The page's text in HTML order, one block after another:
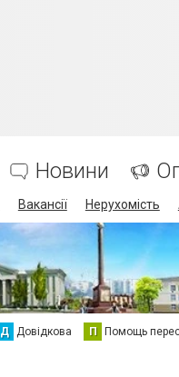
Новини
Вакансії Нерухомість
Д Довідкова П Помощь